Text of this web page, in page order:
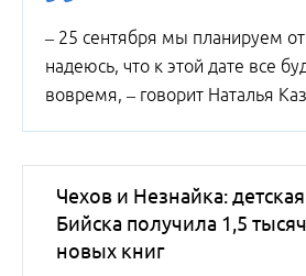
– 25 сентября мы планируем
надеюсь, что к этой дате все
вовремя, – говорит Наталья
Чехов и Незнайка:
Бийска получила 1,5
новых книг